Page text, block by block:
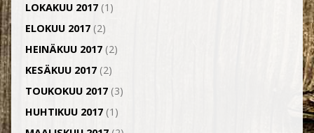
LOKAKUU 2017(1)
ELOKUU 2017(2)
HEINÄKUU 2017(2)
KESÄKUU 2017(2)
TOUKOKUU 2017(3)
HUHTIKUU 2017(1)